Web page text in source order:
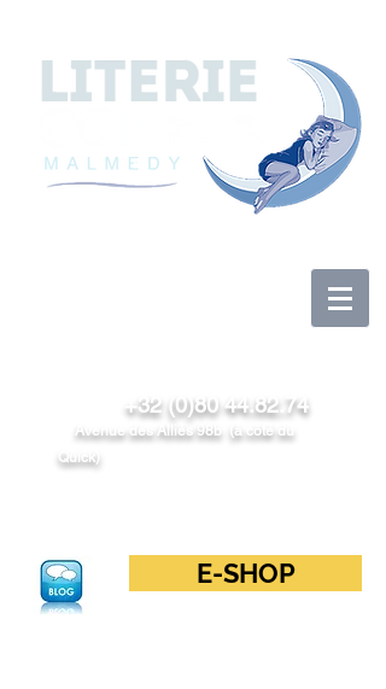
+32 (0)80 44.82.74
Avenue des Alliés 98b (à côté du
Quick)
E-SHOP